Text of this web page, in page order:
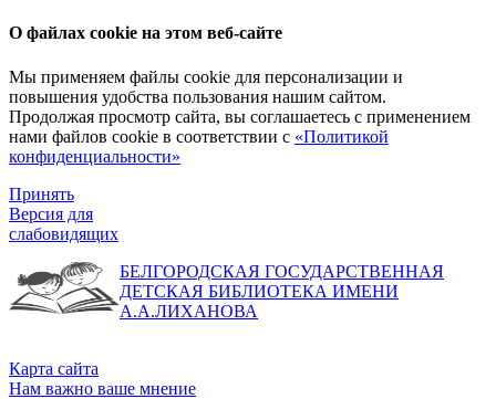
О файлах cookie на этом веб-сайте
Мы применяем файлы cookie для персонализации и
повышения удобства пользования нашим сайтом.
Продолжая просмотр сайта, вы соглашаетесь с применением
нами файлов cookie в соответствии с «Политикой
конфиденциальности»
Принять
Версия для
слабовидящих
БЕЛГОРОДСКАЯ ГОСУДАРСТВЕННАЯ
ДЕТСКАЯ БИБЛИОТЕКА ИМЕНИ
А.А.ЛИХАНОВА
Карта сайта
Нам важно ваше мнение